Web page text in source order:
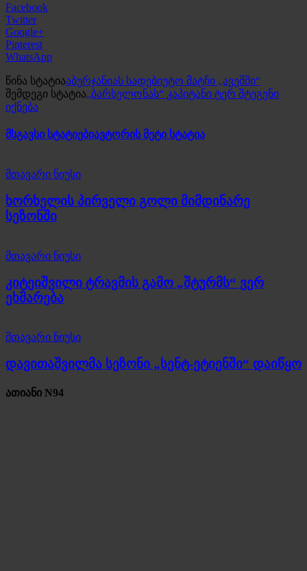
Facebook
Twitter
Google+
Pinterest
WhatsApp
წინა სტატიააბურჯანიას სადებიუტო მატჩი „ავეშში“
შემდეგი სტატია„ბარსელონას“ კაპიტანი ტერ შტეგენი
იქნება
მსგავსი სტატიებიავტორის მეტი სტატია
მთავარი ნიუსი
ხორხელის პირველი გოლი მიმდინარე
სეზონში
მთავარი ნიუსი
კიტეიშვილი ტრავმის გამო „შტურმს“ ვერ
ეხმარება
მთავარი ნიუსი
დავითაშვილმა სეზონი „სენტ-ეტიენში“ დაიწყო
ათიანი N94